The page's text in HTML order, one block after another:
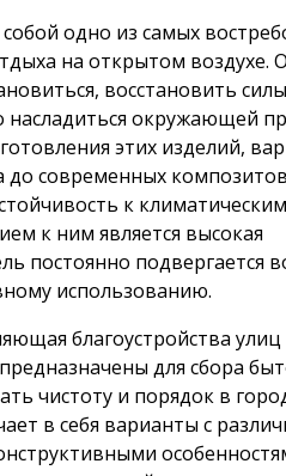
одно из самых
на открытом воздухе.
восстановить
насладиться окружающей
этих изделий,
до современных
к климатическим
к ним является высокая
постоянно подвергается
использованию.
благоустройства улиц
для сбора
чистоту и порядок в
в себя варианты с